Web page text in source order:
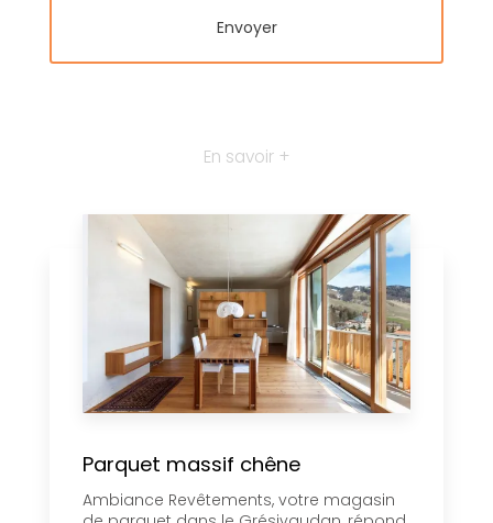
En savoir +
Parquet massif chêne
Ambiance Revêtements, votre magasin